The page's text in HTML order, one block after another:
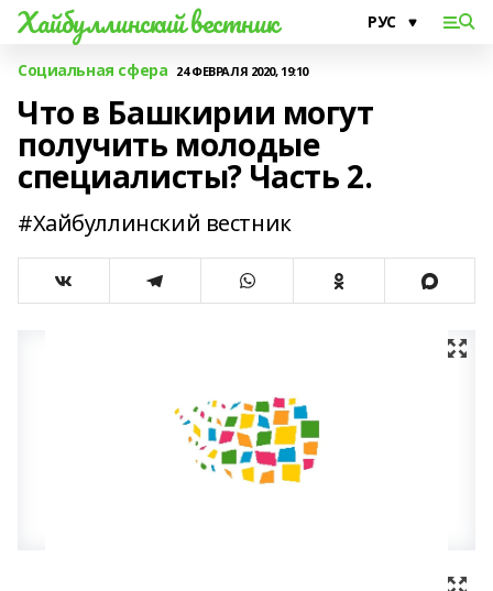
Хайбуллинский вестник
Социальная сфера 24 ФЕВРАЛЯ 2020, 19:10
Что в Башкирии могут
получить молодые
специалисты? Часть 2.
#Хайбуллинский вестник